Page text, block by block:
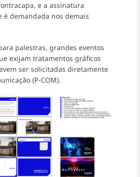
e a assinatura
é demandada nos demais
palestras, grandes eventos
exijam tratamentos gráficos
ser solicitadas diretamente
(P-COM).